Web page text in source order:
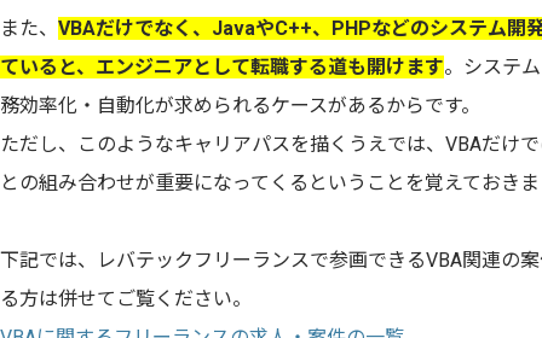
また、 VBAだけでなく、JavaやC++、PHPなどのシステム開
ていると、エンジニアとして転職する道も開けます。システ
務効率化・自動化が求められるケースがあるからです。
ただし、このようなキャリアパスを描くうえでは、VBAだけ
との組み合わせが重要になってくるということを覚えておき
下記では、レバテックフリーランスで参画できるVBA関連の
る方は併せてご覧ください。